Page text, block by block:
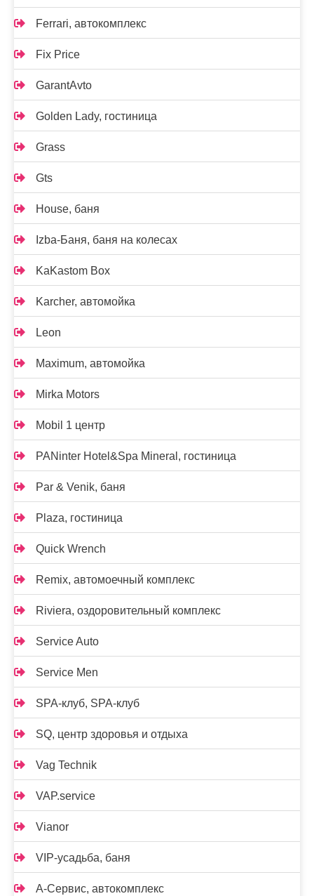
Ferrari, автокомплекс
Fix Price
GarantAvto
Golden Lady, гостиница
Grass
Gts
House, баня
Izba-Баня, баня на колесах
KaKastom Box
Karcher, автомойка
Leon
Maximum, автомойка
Mirka Motors
Mobil 1 центр
PANinter Hotel&Spa Mineral, гостиница
Par & Venik, баня
Plaza, гостиница
Quick Wrench
Remix, автомоечный комплекс
Riviera, оздоровительный комплекс
Service Auto
Service Men
SPA-клуб, SPA-клуб
SQ, центр здоровья и отдыха
Vag Technik
VAP.service
Vianor
VIP-усадьба, баня
А-Сервис, автокомплекс